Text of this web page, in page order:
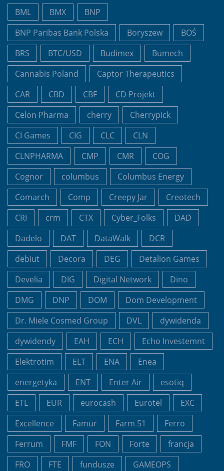
BML
BMX
BNP
BNP Paribas Bank Polska
Boryszew
BOŚ
BRS
BTC/USD Budimex
Bumech
Cannabis Poland
Captor Therapeutics
CAR
CBD CBF
CD Projekt
Celon Pharma
cherry
Cherrypick
CI Games
CIG CLC
CLN
CLNPHARMA
CMP CMR
COG
Cognor
columbus
Columbus Energy
Comarch
Comp Creepy Jar
Creotech
CRI
crm CTX Cyber_Folks
DAD
Dadelo
DAT DataWalk
DCR
debiut
Decora DEG
Detalion Games
Develia
DIG Digital Network
Dino
DMG
DNP DOM
Dom Development
Dr. Miele Cosmed Group
DVL
dywidenda
dywidendy
EAH ECH
Echo Investemnt
Elektrotim
ELT ENA
Enea
energetyka
ENT Enter Air
esotiq
ETL
EUR eurocash Eurotel
EXC
Excellence
Famur Farm 51
Ferro
Ferrum
FMF FON Forte
francja
FRO
FTE fundusze GAMEOPS